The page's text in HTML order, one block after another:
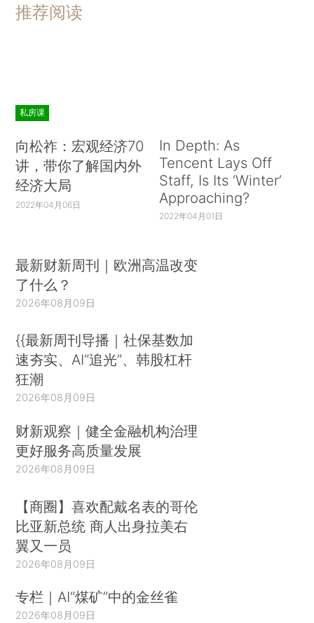
推荐阅读
私房课
向松祚：宏观经济70
讲，带你了解国内外
经济大局
2022年04月06日
In Depth: As
Tencent Lays Off
Staff, Is Its ‘Winter’
Approaching?
2022年04月01日
最新财新周刊｜欧洲高温改变
了什么？
2026年08月09日
{{最新周刊导播｜社保基数加
速夯实、AI“追光”、韩股杠杆
狂潮
2026年08月09日
财新观察｜健全金融机构治理
更好服务高质量发展
2026年08月09日
【商圈】喜欢配戴名表的哥伦
比亚新总统 商人出身拉美右
翼又一员
2026年08月09日
专栏｜AI“煤矿”中的金丝雀
2026年08月09日